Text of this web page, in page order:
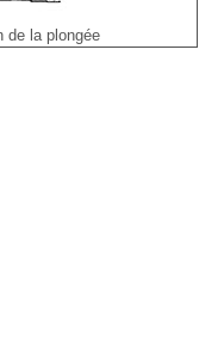
de la plongée